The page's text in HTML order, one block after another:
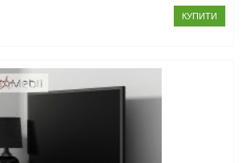
КУПИТИ